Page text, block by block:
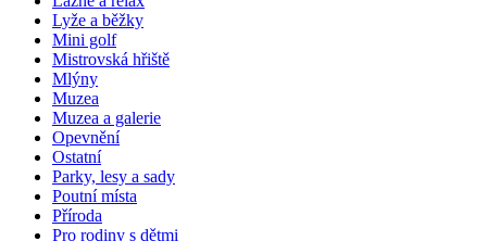
Lyže a běžky
Mini golf
Mistrovská hřiště
Mlýny
Muzea
Muzea a galerie
Opevnění
Ostatní
Parky, lesy a sady
Poutní místa
Příroda
Pro rodiny s dětmi